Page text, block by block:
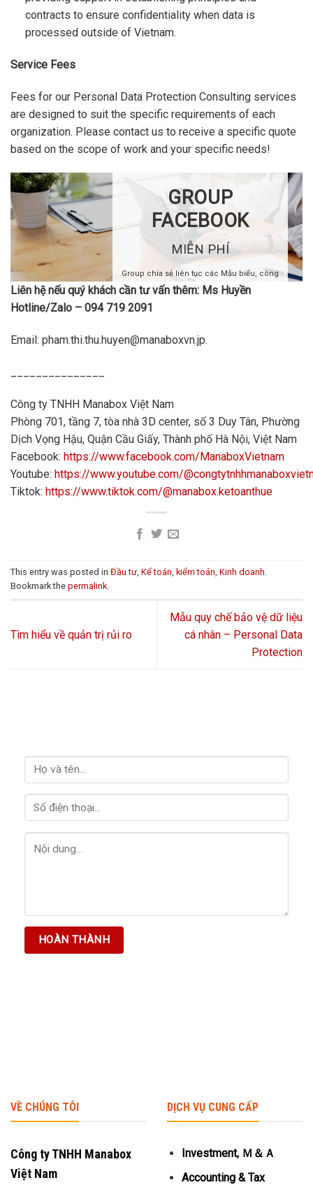
contracts to ensure confidentiality when data is
processed outside of Vietnam.
Service Fees
Fees for our Personal Data Protection Consulting services
are designed to suit the specific requirements of each
organization. Please contact us to receive a specific quote
based on the scope of work and your specific needs!
GROUP
FACEBOOK
MIỄN PHÍ
Group chia sẻ liên tục các Mẫu biểu, công
văn, quy trình từ sự Đam mê nghề Kế toán
của các bạn trẻ. Khi tham gia group mọi
người có thể trao đổi, học hỏi, nâng cao hơn
Mọi người có thể gửi yêu cầu về công văn,
THAM DỰ NGAY
DỊCH VỤ TƯ VẤN CHỈ TỪ 2,5 TRIỆU/
THÁNG
Liên hệ nếu quý khách cần tư vấn thêm: Ms Huyền
Hotline/Zalo – 094 719 2091
Email: pham.thi.thu.huyen@manaboxvn.jp.
Công ty TNHH Manabox Việt Nam
Phòng 701, tầng 7, tòa nhà 3D center, số 3 Duy Tân, Phường
Dịch Vọng Hậu, Quận Cầu Giấy, Thành phố Hà Nội, Việt Nam
Facebook: https://www.facebook.com/ManaboxVietnam
Youtube: https://www.youtube.com/
Tiktok: https://www.tiktok.com/@manabox.ketoanthue
This entry was posted in Đầu tư Kế toán kiểm toán Kinh doanh
Bookmark the permalink
Tìm hiểu về quản trị rủi ro
Mẫu quy chế bảo vệ dữ liệu
cá nhân – Personal Data
Protection
VỀ CHÚNG TÔI
Công ty TNHH Manabox
Việt Nam
DỊCH VỤ CUNG CẤP
Investment, Ｍ＆Ａ
Accounting & Tax